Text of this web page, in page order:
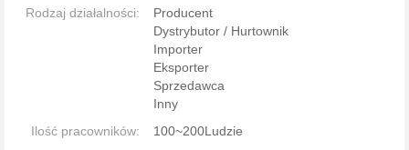
Rodzaj działalności:
Producent
Dystrybutor / Hurtownik
Importer
Eksporter
Sprzedawca
Inny
Ilość pracowników:
100~200Ludzie